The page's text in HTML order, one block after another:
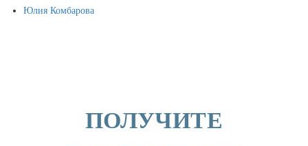
Юлия Комбарова
ПОЛУЧИТЕ